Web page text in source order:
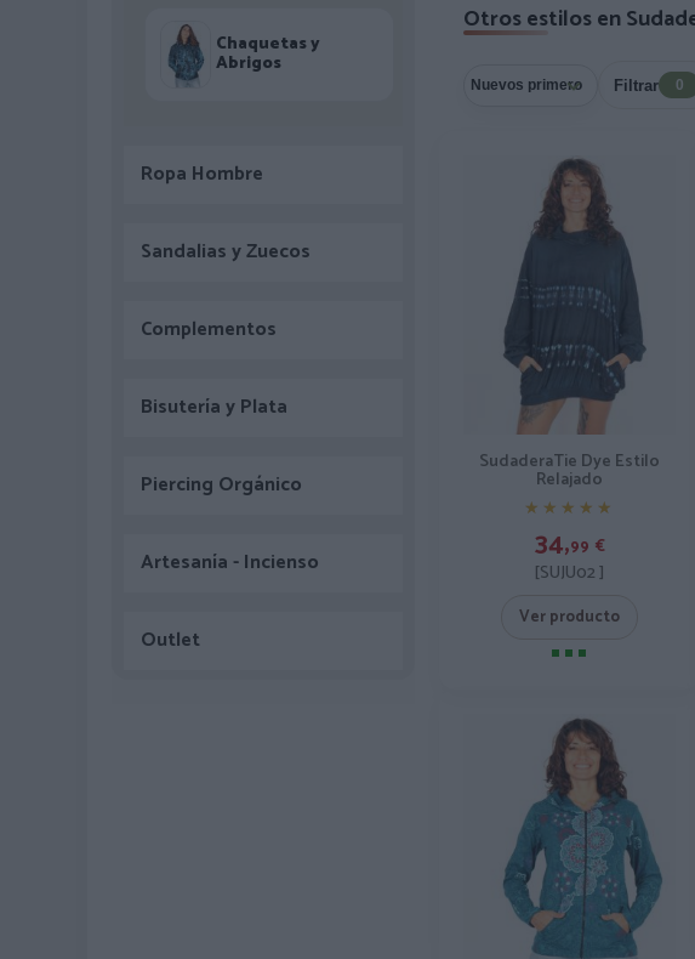
Chaquetas y
Abrigos
Ropa Hombre
Sandalias y Zuecos
Complementos
Bisutería y Plata
Piercing Orgánico
Artesanía - Incienso
Outlet
Otros estilos en
Filtrar 0
SudaderaTie Dye Estilo
Relajado
★★★★★
★★★★★
34,99 €
[SUJU02 ]
Ver producto